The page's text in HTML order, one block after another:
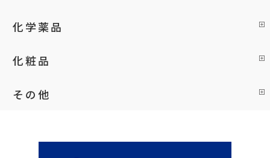
化学薬品
化粧品
その他